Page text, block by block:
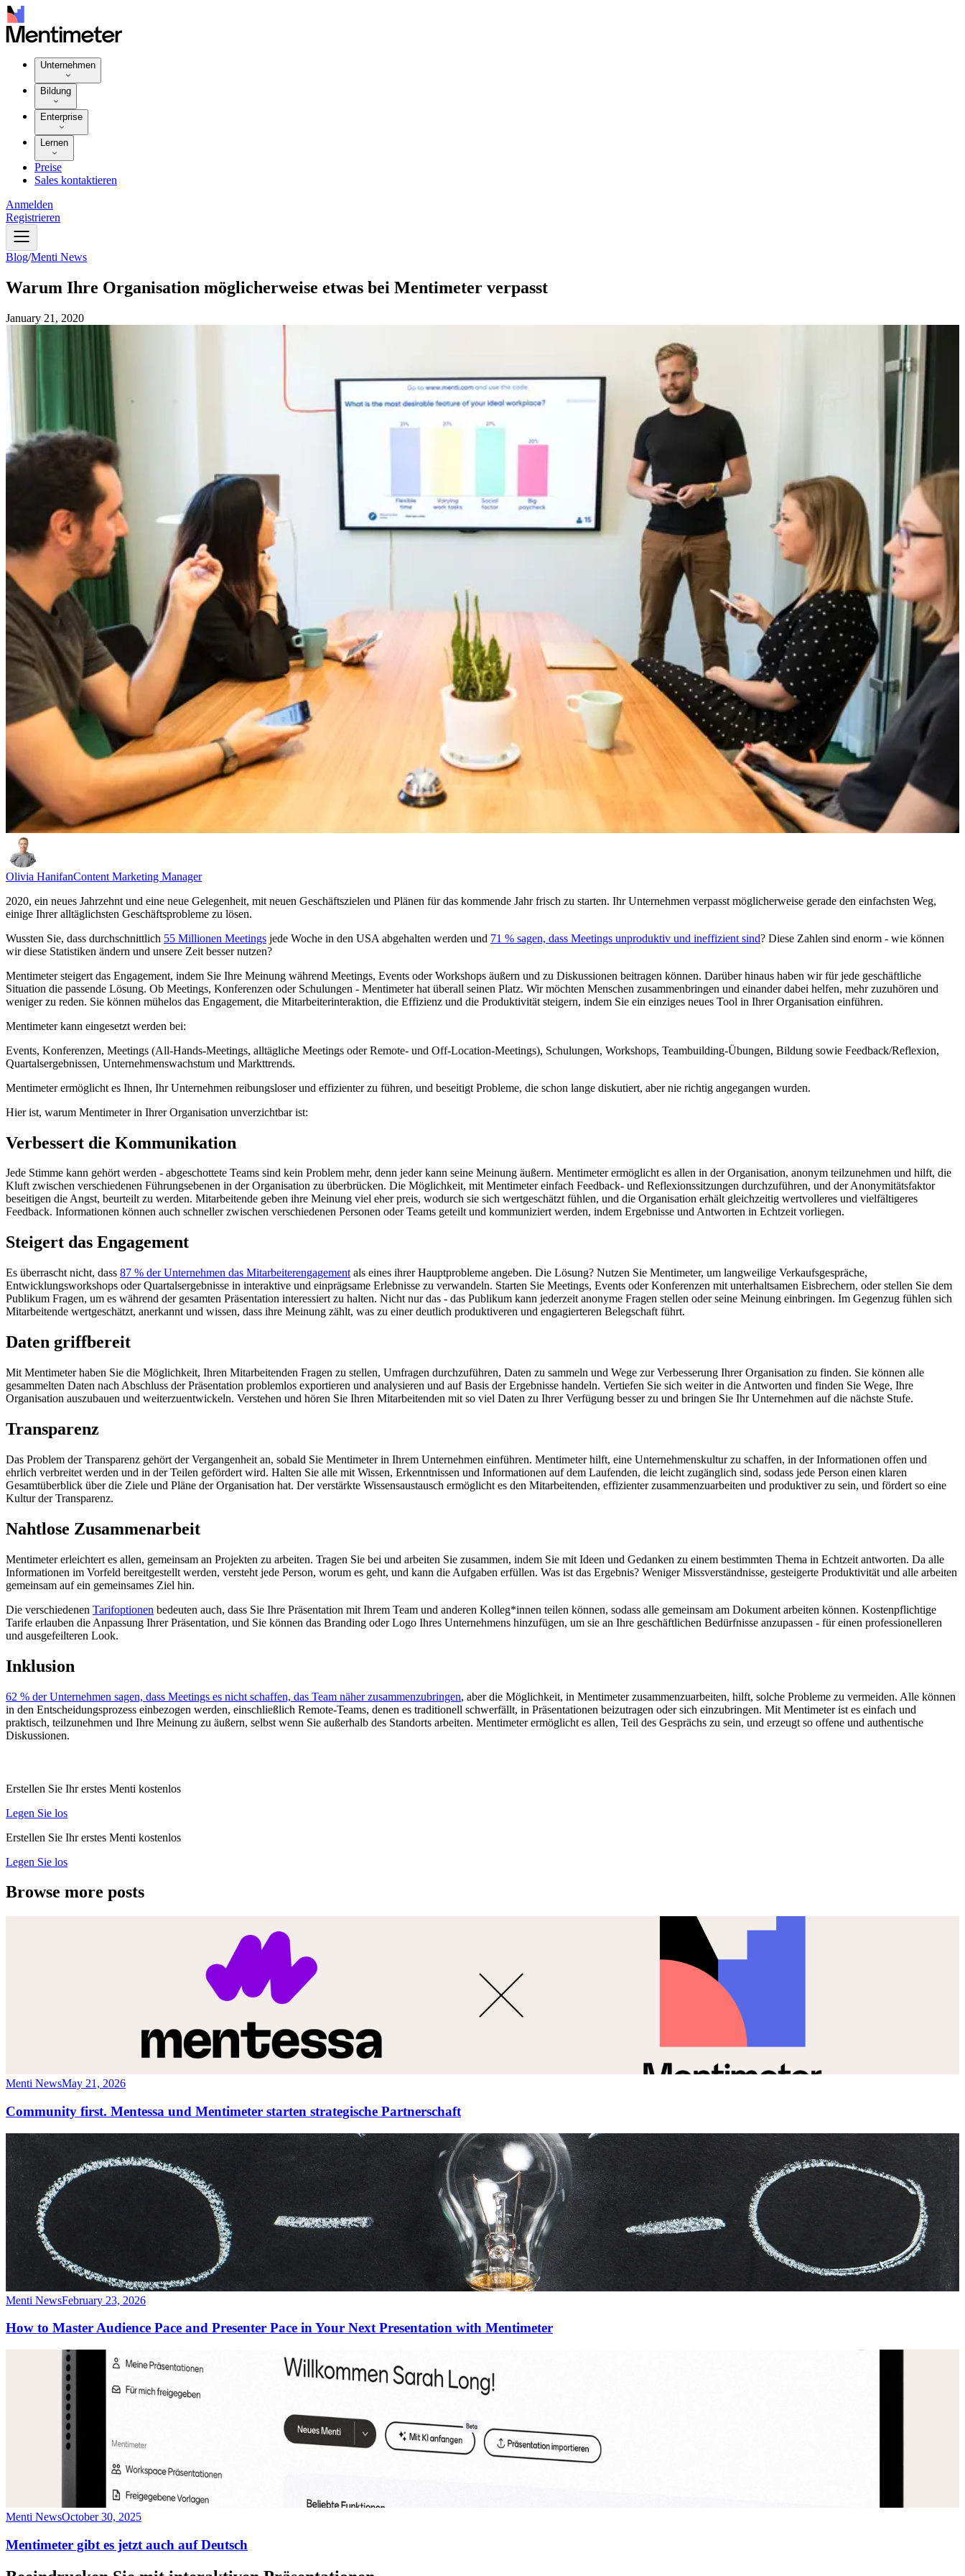
Unternehmen
Bildung
Enterprise
Lernen
Preise
Sales kontaktieren
Anmelden
Registrieren
Blog/Menti News
Warum Ihre Organisation möglicherweise etwas bei Mentimeter verpasst
January 21, 2020
Olivia HanifanContent Marketing Manager
2020, ein neues Jahrzehnt und eine neue Gelegenheit, mit neuen Geschäftszielen und Plänen für das kommende Jahr frisch zu starten. Ihr Unternehmen verpasst möglicherweise gerade den einfachsten Weg,
einige Ihrer alltäglichsten Geschäftsprobleme zu lösen.
Wussten Sie, dass durchschnittlich 55 Millionen Meetings jede Woche in den USA abgehalten werden und 71 % sagen, dass Meetings unproduktiv und ineffizient sind? Diese Zahlen sind enorm - wie können
wir diese Statistiken ändern und unsere Zeit besser nutzen?
Mentimeter steigert das Engagement, indem Sie Ihre Meinung während Meetings, Events oder Workshops äußern und zu Diskussionen beitragen können. Darüber hinaus haben wir für jede geschäftliche
Situation die passende Lösung. Ob Meetings, Konferenzen oder Schulungen - Mentimeter hat überall seinen Platz. Wir möchten Menschen zusammenbringen und einander dabei helfen, mehr zuzuhören und
weniger zu reden. Sie können mühelos das Engagement, die Mitarbeiterinteraktion, die Effizienz und die Produktivität steigern, indem Sie ein einziges neues Tool in Ihrer Organisation einführen.
Mentimeter kann eingesetzt werden bei:
Events, Konferenzen, Meetings (All-Hands-Meetings, alltägliche Meetings oder Remote- und Off-Location-Meetings), Schulungen, Workshops, Teambuilding-Übungen, Bildung sowie Feedback/Reflexion,
Quartalsergebnissen, Unternehmenswachstum und Markttrends.
Mentimeter ermöglicht es Ihnen, Ihr Unternehmen reibungsloser und effizienter zu führen, und beseitigt Probleme, die schon lange diskutiert, aber nie richtig angegangen wurden.
Hier ist, warum Mentimeter in Ihrer Organisation unverzichtbar ist:
Verbessert die Kommunikation
Jede Stimme kann gehört werden - abgeschottete Teams sind kein Problem mehr, denn jeder kann seine Meinung äußern. Mentimeter ermöglicht es allen in der Organisation, anonym teilzunehmen und hilft, die
Kluft zwischen verschiedenen Führungsebenen in der Organisation zu überbrücken. Die Möglichkeit, mit Mentimeter einfach Feedback- und Reflexionssitzungen durchzuführen, und der Anonymitätsfaktor
beseitigen die Angst, beurteilt zu werden. Mitarbeitende geben ihre Meinung viel eher preis, wodurch sie sich wertgeschätzt fühlen, und die Organisation erhält gleichzeitig wertvolleres und vielfältigeres
Feedback. Informationen können auch schneller zwischen verschiedenen Personen oder Teams geteilt und kommuniziert werden, indem Ergebnisse und Antworten in Echtzeit vorliegen.
Steigert das Engagement
Es überrascht nicht, dass 87 % der Unternehmen das Mitarbeiterengagement als eines ihrer Hauptprobleme angeben. Die Lösung? Nutzen Sie Mentimeter, um langweilige Verkaufsgespräche,
Entwicklungsworkshops oder Quartalsergebnisse in interaktive und einprägsame Erlebnisse zu verwandeln. Starten Sie Meetings, Events oder Konferenzen mit unterhaltsamen Eisbrechern, oder stellen Sie dem
Publikum Fragen, um es während der gesamten Präsentation interessiert zu halten. Nicht nur das - das Publikum kann jederzeit anonyme Fragen stellen oder seine Meinung einbringen. Im Gegenzug fühlen sich
Mitarbeitende wertgeschätzt, anerkannt und wissen, dass ihre Meinung zählt, was zu einer deutlich produktiveren und engagierteren Belegschaft führt.
Daten griffbereit
Mit Mentimeter haben Sie die Möglichkeit, Ihren Mitarbeitenden Fragen zu stellen, Umfragen durchzuführen, Daten zu sammeln und Wege zur Verbesserung Ihrer Organisation zu finden. Sie können alle
gesammelten Daten nach Abschluss der Präsentation problemlos exportieren und analysieren und auf Basis der Ergebnisse handeln. Vertiefen Sie sich weiter in die Antworten und finden Sie Wege, Ihre
Organisation auszubauen und weiterzuentwickeln. Verstehen und hören Sie Ihren Mitarbeitenden mit so viel Daten zu Ihrer Verfügung besser zu und bringen Sie Ihr Unternehmen auf die nächste Stufe.
Transparenz
Das Problem der Transparenz gehört der Vergangenheit an, sobald Sie Mentimeter in Ihrem Unternehmen einführen. Mentimeter hilft, eine Unternehmenskultur zu schaffen, in der Informationen offen und
ehrlich verbreitet werden und in der Teilen gefördert wird. Halten Sie alle mit Wissen, Erkenntnissen und Informationen auf dem Laufenden, die leicht zugänglich sind, sodass jede Person einen klaren
Gesamtüberblick über die Ziele und Pläne der Organisation hat. Der verstärkte Wissensaustausch ermöglicht es den Mitarbeitenden, effizienter zusammenzuarbeiten und produktiver zu sein, und fördert so eine
Kultur der Transparenz.
Nahtlose Zusammenarbeit
Mentimeter erleichtert es allen, gemeinsam an Projekten zu arbeiten. Tragen Sie bei und arbeiten Sie zusammen, indem Sie mit Ideen und Gedanken zu einem bestimmten Thema in Echtzeit antworten. Da alle
Informationen im Vorfeld bereitgestellt werden, versteht jede Person, worum es geht, und kann die Aufgaben erfüllen. Was ist das Ergebnis? Weniger Missverständnisse, gesteigerte Produktivität und alle arbeiten
gemeinsam auf ein gemeinsames Ziel hin.
Die verschiedenen Tarifoptionen bedeuten auch, dass Sie Ihre Präsentation mit Ihrem Team und anderen Kolleg*innen teilen können, sodass alle gemeinsam am Dokument arbeiten können. Kostenpflichtige
Tarife erlauben die Anpassung Ihrer Präsentation, und Sie können das Branding oder Logo Ihres Unternehmens hinzufügen, um sie an Ihre geschäftlichen Bedürfnisse anzupassen - für einen professionelleren
und ausgefeilteren Look.
Inklusion
62 % der Unternehmen sagen, dass Meetings es nicht schaffen, das Team näher zusammenzubringen, aber die Möglichkeit, in Mentimeter zusammenzuarbeiten, hilft, solche Probleme zu vermeiden. Alle können
in den Entscheidungsprozess einbezogen werden, einschließlich Remote-Teams, denen es traditionell schwerfällt, in Präsentationen beizutragen oder sich einzubringen. Mit Mentimeter ist es einfach und
praktisch, teilzunehmen und Ihre Meinung zu äußern, selbst wenn Sie außerhalb des Standorts arbeiten. Mentimeter ermöglicht es allen, Teil des Gesprächs zu sein, und erzeugt so offene und authentische
Diskussionen.
Erstellen Sie Ihr erstes Menti kostenlos
Legen Sie los
Erstellen Sie Ihr erstes Menti kostenlos
Legen Sie los
Browse more posts
Menti NewsMay 21, 2026
Community first. Mentessa und Mentimeter starten strategische Partnerschaft
Menti NewsFebruary 23, 2026
How to Master Audience Pace and Presenter Pace in Your Next Presentation with Mentimeter
Menti NewsOctober 30, 2025
Mentimeter gibt es jetzt auch auf Deutsch